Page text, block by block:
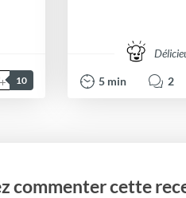
10 5 min 2
commenter cette